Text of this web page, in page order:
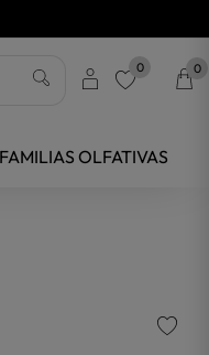
0 0
FAMILIAS OLFATIVAS